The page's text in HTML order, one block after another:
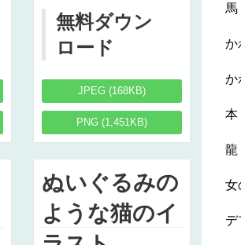
無料ダウン
ロード
JPEG (168KB)
PNG (1,451KB)
ぬいぐるみの
ような猫のイ
馬
か
か
本
龍
女
デ